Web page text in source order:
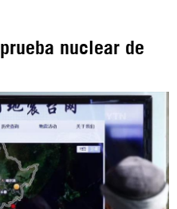
nexo_latino
hispantvcanal
c/hispantv
hispan_tv
nuclear de